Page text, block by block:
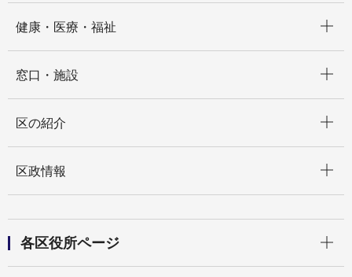
健康・医療・福祉
窓口・施設
区の紹介
区政情報
各区役所ページ